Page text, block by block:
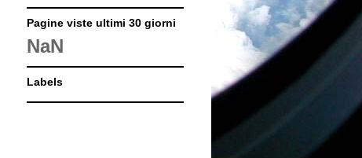
Pagine viste ultimi 30 giorni
NaN
Labels